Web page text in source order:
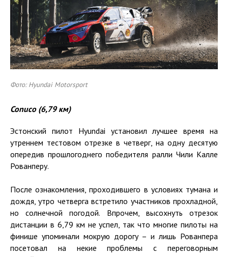
Фото: Hyundai Motorsport
Conuco (6,79 км)
Эстонский пилот Hyundai установил лучшее время на
утреннем тестовом отрезке в четверг, на одну десятую
опередив прошлогоднего победителя ралли Чили Калле
Рованперу.
После ознакомления, проходившего в условиях тумана и
дождя, утро четверга встретило участников прохладной,
но солнечной погодой. Впрочем, высохнуть отрезок
дистанции в 6,79 км не успел, так что многие пилоты на
финише упоминали мокрую дорогу – и лишь Рованпера
посетовал на некие проблемы с переговорным